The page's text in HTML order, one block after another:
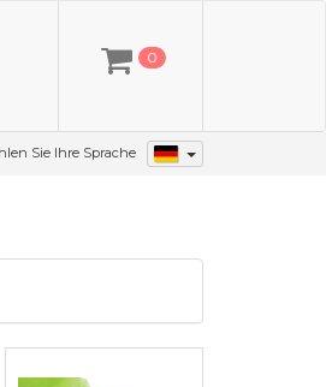
0
Sie Ihre Sprache